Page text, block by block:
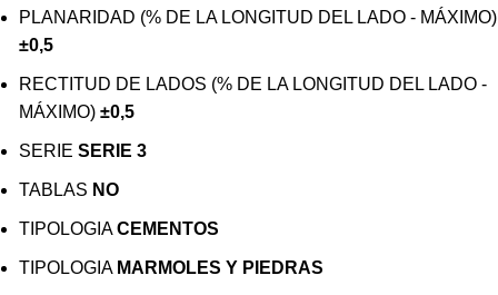
PLANARIDAD (% DE LA LONGITUD DEL LADO - MÁXIMO)
±0,5
RECTITUD DE LADOS (% DE LA LONGITUD DEL LADO -
MÁXIMO) ±0,5
SERIE SERIE 3
TABLAS NO
TIPOLOGIACEMENTOS
TIPOLOGIA MARMOLES Y PIEDRAS